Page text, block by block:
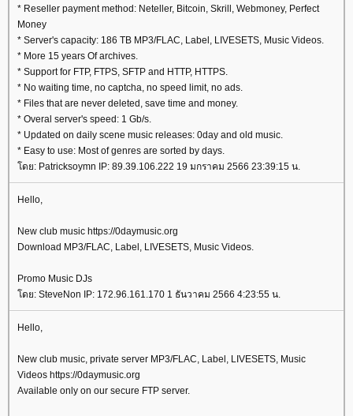
* Reseller payment method: Neteller, Bitcoin, Skrill, Webmoney, Perfect
Money
* Server's capacity: 186 TB MP3/FLAC, Label, LIVESETS, Music Videos.
* More 15 years Of archives.
* Support for FTP, FTPS, SFTP and HTTP, HTTPS.
* No waiting time, no captcha, no speed limit, no ads.
* Files that are never deleted, save time and money.
* Overal server's speed: 1 Gb/s.
* Updated on daily scene music releases: 0day and old music.
* Easy to use: Most of genres are sorted by days.
ดย: Patricksoymn IP: 89.39.106.222 19 มกราคม 2566 23:39:15 น.
Hello,
New club music https://0daymusic.org
Download MP3/FLAC, Label, LIVESETS, Music Videos.
Promo Music DJs
ดย: SteveNon IP: 172.96.161.170 1 ธันวาคม 2566 4:23:55 น.
Hello,
New club music, private server MP3/FLAC, Label, LIVESETS, Music
Videos https://0daymusic.org
Available only on our secure FTP server.